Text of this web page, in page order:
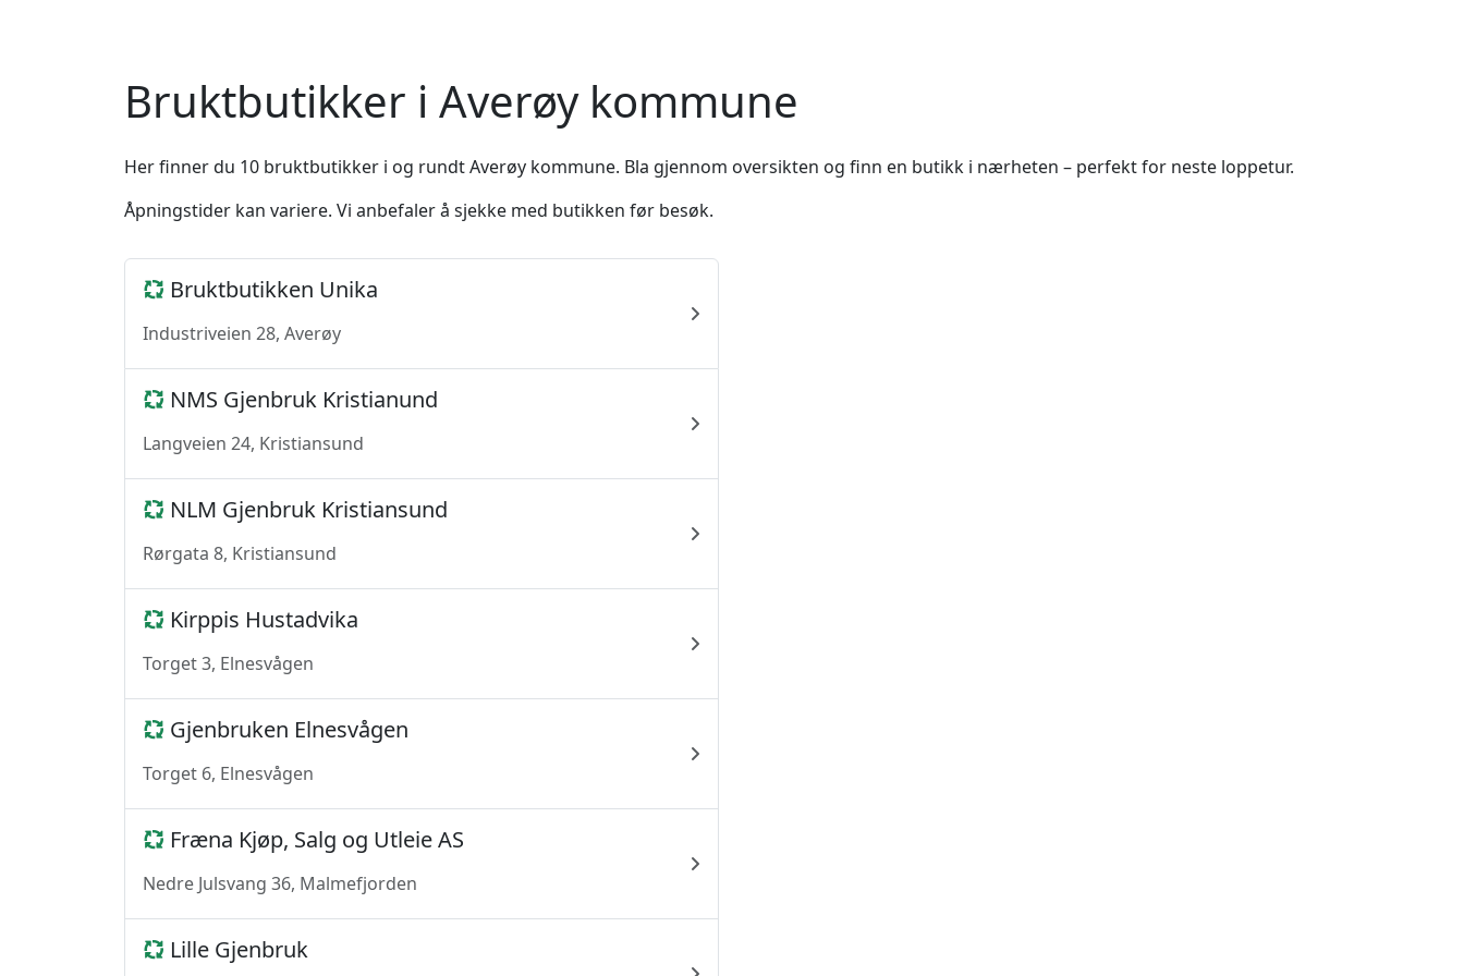
Bruktbutikker i Averøy kommune
Her finner du 10 bruktbutikker i og rundt Averøy kommune. Bla gjennom oversikten og finn en butikk i nærheten – perfekt for neste loppetur.
Åpningstider kan variere. Vi anbefaler å sjekke med butikken før besøk.
Bruktbutikken Unika
Industriveien 28, Averøy
NMS Gjenbruk Kristianund
Langveien 24, Kristiansund
NLM Gjenbruk Kristiansund
Rørgata 8, Kristiansund
Kirppis Hustadvika
Torget 3, Elnesvågen
Gjenbruken Elnesvågen
Torget 6, Elnesvågen
Fræna Kjøp, Salg og Utleie AS
Nedre Julsvang 36, Malmefjorden
Lille Gjenbruk